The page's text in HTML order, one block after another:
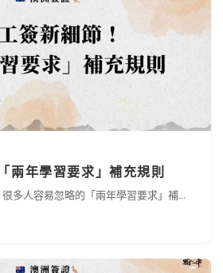
兩年學習要求」補充規則
多人容易忽略的「兩年學習要求」補...